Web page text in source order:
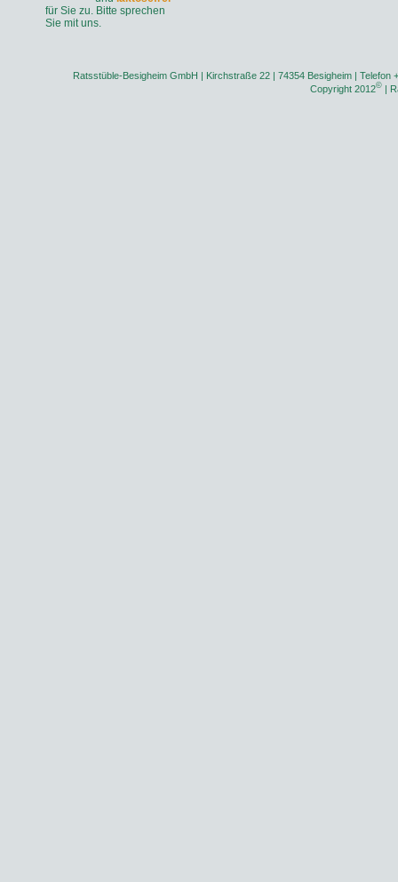
für Sie zu. Bitte sprechen
Sie mit uns.
Ratsstüble-Besigheim GmbH | Kirchstraße 22 | 74354 Besigheim | Telefon
Copyright 2012© |